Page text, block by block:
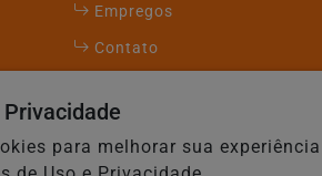
Empregos
Contato
para melhorar sua